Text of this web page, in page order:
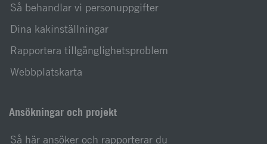
Så behandlar vi personuppgifter
Dina kakinställningar
Rapportera tillgänglighetsproblem
Webbplatskarta
Ansökningar och projekt
Så här ansöker och rapporterar du